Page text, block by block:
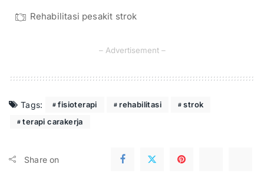
Rehabilitasi pesakit strok
– Advertisement –
Tags: fisioterapi rehabilitasi
strok
terapi carakerja
Share on